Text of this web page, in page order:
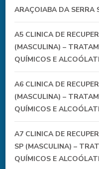
ARAÇOIABA DA SERRA
A5 CLINICA DE
(MASCULINA) –
QUÍMICOS E
A6 CLINICA DE
(MASCULINA) –
QUÍMICOS E
A7 CLINICA DE
SP (MASCULINA) –
QUÍMICOS E